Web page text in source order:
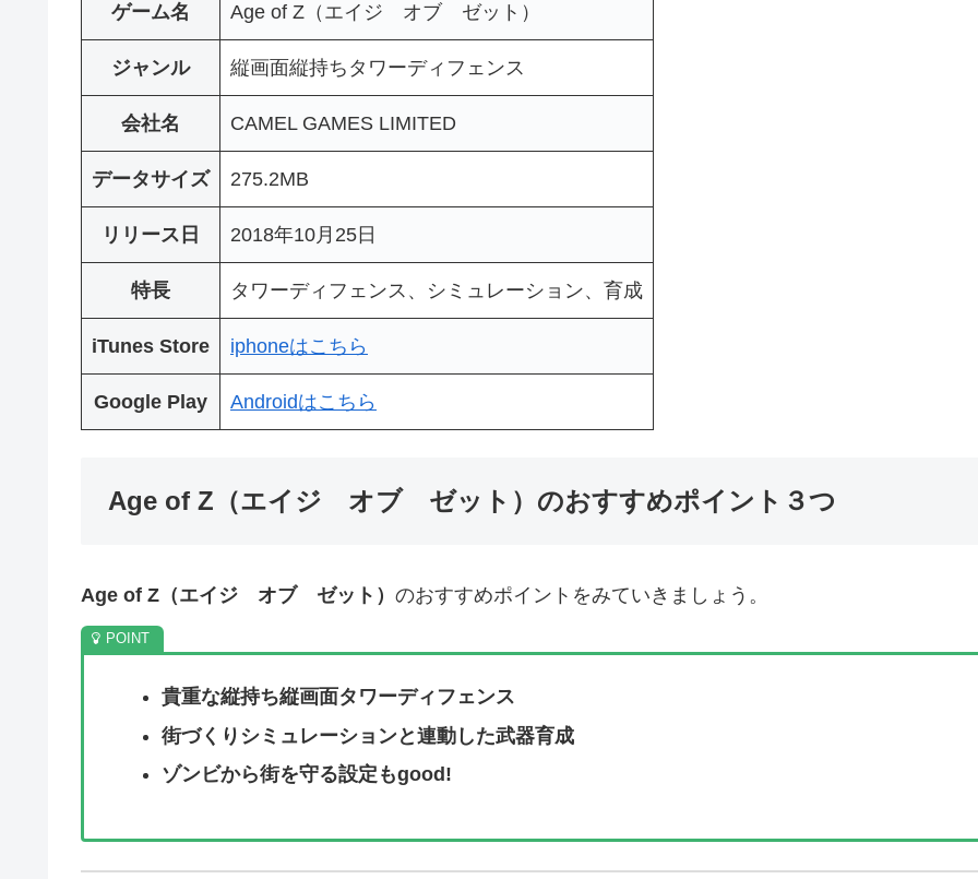
ゲーム名 Age of Z（エイジ オブ ゼット）
ジャンル 縦画面縦持ちタワーディフェンス
会社名 CAMEL GAMES LIMITED
データサイズ 275.2MB
リリース日 2018年10月25日
特長 タワーディフェンス、シミュレーション、育成
iTunes Store iphoneはこちら
Google Play Androidはこちら
Age of Z（エイジ オブ ゼット）のおすすめポイント３つ
Age of Z（エイジ オブ ゼット） のおすすめポイントをみていきましょう。
貴重な縦持ち縦画面タワーディフェンス
街づくりシミュレーションと連動した武器育成
ゾンビから街を守る設定もgood!